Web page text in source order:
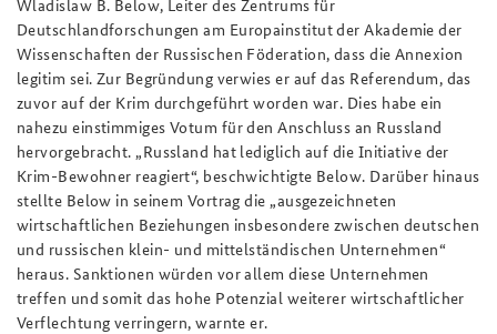
Deutschlandforschungen am Europainstitut der Akademie der
Wissenschaften der Russischen Föderation, dass die Annexion
legitim sei. Zur Begründung verwies er auf das Referendum, das
zuvor auf der Krim durchgeführt worden war. Dies habe ein
nahezu einstimmiges Votum für den Anschluss an Russland
hervorgebracht. „Russland hat lediglich auf die Initiative der
Krim-Bewohner reagiert“, beschwichtigte Below. Darüber hinaus
stellte Below in seinem Vortrag die „ausgezeichneten
wirtschaftlichen Beziehungen insbesondere zwischen deutschen
und russischen klein- und mittelständischen Unternehmen“
heraus. Sanktionen würden vor allem diese Unternehmen
treffen und somit das hohe Potenzial weiterer wirtschaftlicher
Verflechtung verringern, warnte er.